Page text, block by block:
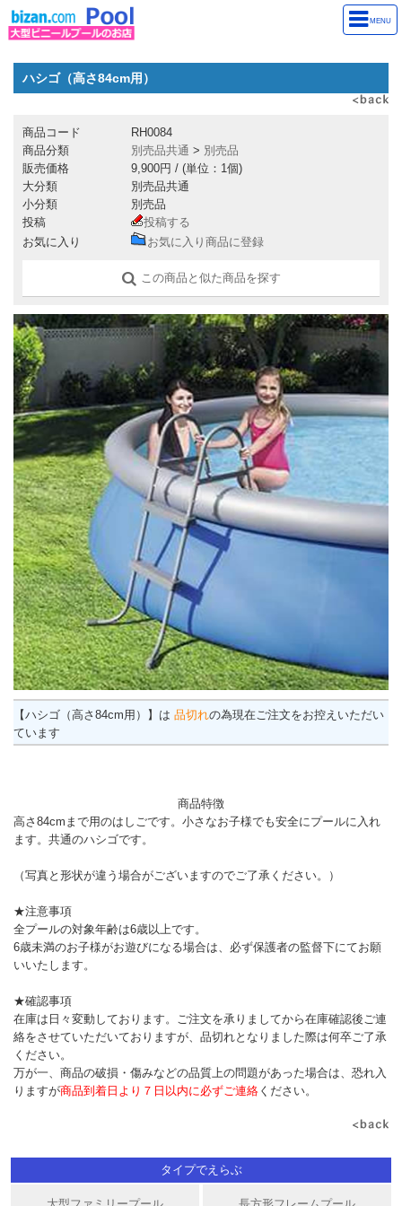
MENU
ハシゴ（高さ84cm用）
商品コード
RH0084
商品分類
別売品共通 > 別売品
販売価格
9,900円 / (単位：1個)
大分類
別売品共通
小分類
別売品
投稿
投稿する
お気に入り
お気に入り商品に登録
この商品と似た商品を探す
【ハシゴ（高さ84cm用）】は 品切れの為現在ご注文をお控えいただい
ています
商品特徴
高さ84cmまで用のはしごです。小さなお子様でも安全にプールに入れ
ます。共通のハシゴです。
（写真と形状が違う場合がございますのでご了承ください。）
★注意事項
全プールの対象年齢は6歳以上です。
6歳未満のお子様がお遊びになる場合は、必ず保護者の監督下にてお願
いいたします。
★確認事項
在庫は日々変動しております。ご注文を承りましてから在庫確認後ご連
絡をさせていただいておりますが、品切れとなりました際は何卒ご了承
ください。
万が一、商品の破損・傷みなどの品質上の問題があった場合は、恐れ入
りますが商品到着日より７日以内に必ずご連絡 ください。
タイプでえらぶ